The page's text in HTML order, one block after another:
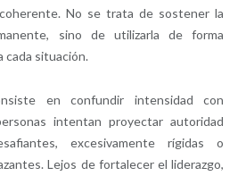
No se trata de sostener la
sino de utilizarla de forma
cada situación.
en confundir intensidad con
intentan proyectar autoridad
excesivamente rígidas o
Lejos de fortalecer el liderazgo,